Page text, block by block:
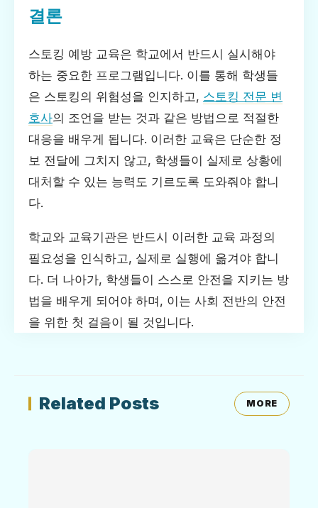
결론
스토킹 예방 교육은 학교에서 반드시 실시해야
하는 중요한 프로그램입니다. 이를 통해 학생들
은 스토킹의 위험성을 인지하고, 스토킹 전문 변
호사의 조언을 받는 것과 같은 방법으로 적절한
대응을 배우게 됩니다. 이러한 교육은 단순한 정
보 전달에 그치지 않고, 학생들이 실제로 상황에
대처할 수 있는 능력도 기르도록 도와줘야 합니
다.
학교와 교육기관은 반드시 이러한 교육 과정의
필요성을 인식하고, 실제로 실행에 옮겨야 합니
다. 더 나아가, 학생들이 스스로 안전을 지키는 방
법을 배우게 되어야 하며, 이는 사회 전반의 안전
을 위한 첫 걸음이 될 것입니다.
Related Posts MORE